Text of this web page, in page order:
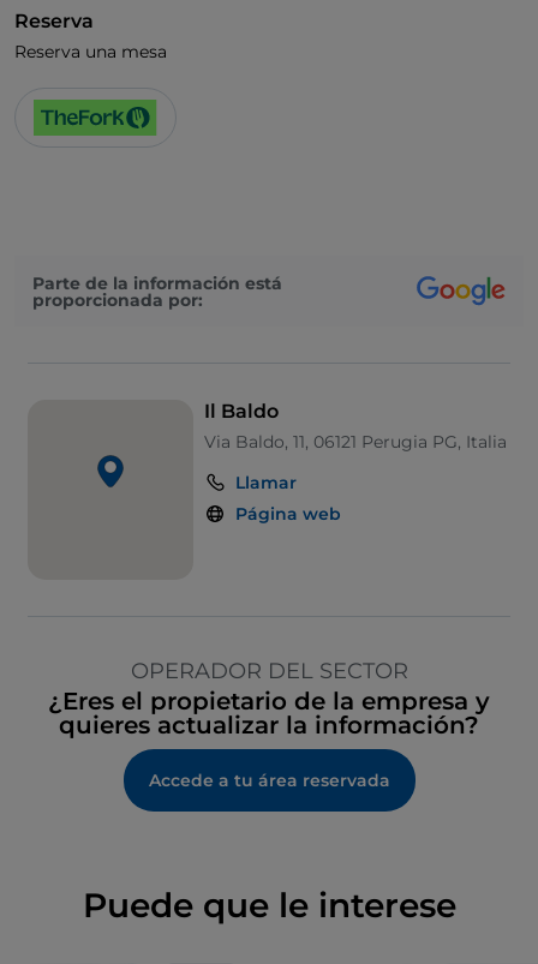
Reserva
Reserva una mesa
Parte de la información está
proporcionada por:
Il Baldo
Via Baldo, 11, 06121 Perugia PG, Italia
Llamar
Página web
OPERADOR DEL SECTOR
¿Eres el propietario de la empresa y
quieres actualizar la información?
Accede a tu área reservada
Puede que le interese